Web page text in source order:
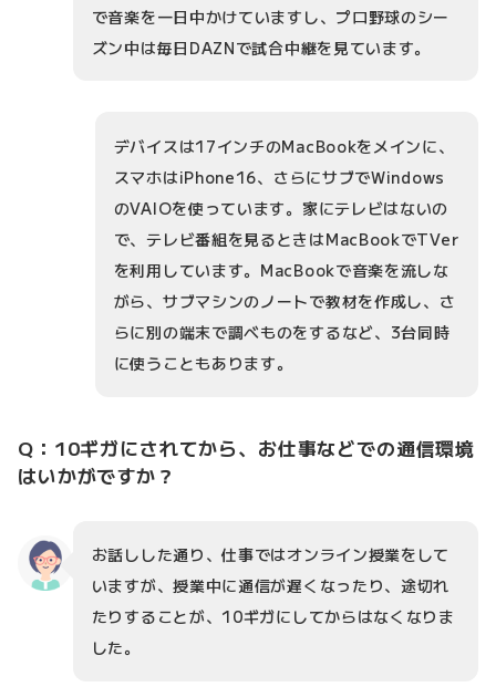
で音楽を一日中かけていますし、プロ野球のシー
ズン中は毎日DAZNで試合中継を見ています。
デバイスは17インチのMacBookをメインに、
スマホはiPhone16、さらにサブでWindows
のVAIOを使っています。家にテレビはないの
で、テレビ番組を見るときはMacBookでTVer
を利用しています。MacBookで音楽を流しな
がら、サブマシンのノートで教材を作成し、さ
らに別の端末で調べものをするなど、3台同時
に使うこともあります。
Q：10ギガにされてから、お仕事などでの通信環境
はいかがですか？
お話しした通り、仕事ではオンライン授業をして
いますが、授業中に通信が遅くなったり、途切れ
たりすることが、10ギガにしてからはなくなりま
した。